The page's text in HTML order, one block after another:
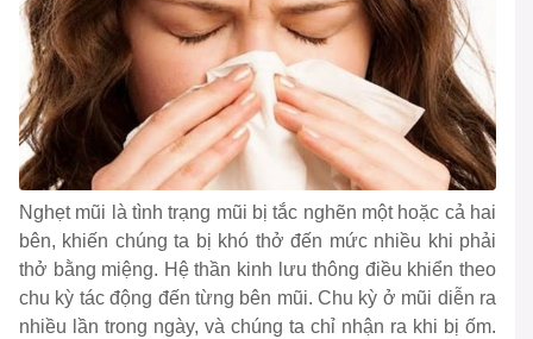
Nghẹt mũi là tình trạng mũi bị tắc nghẽn một hoặc cả hai
bên, khiến chúng ta bị khó thở đến mức nhiều khi phải
thở bằng miệng. Hệ thần kinh lưu thông điều khiển theo
chu kỳ tác động đến từng bên mũi. Chu kỳ ở mũi diễn ra
nhiều lần trong ngày, và chúng ta chỉ nhận ra khi bị ốm.